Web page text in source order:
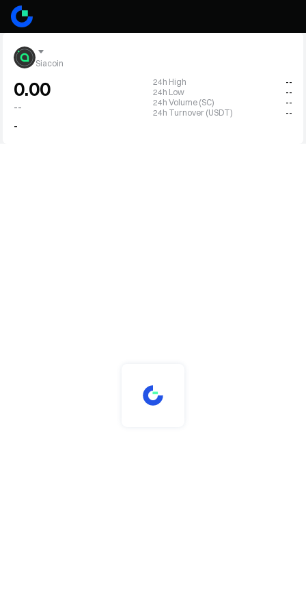
Siacoin
0.00
--
-
24h High
--
24h Low
--
24h Volume (SC)
--
24h Turnover (USDT)
--